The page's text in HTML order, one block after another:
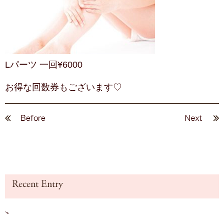
Lパーツ 一回¥6000
お得な回数券もございます♡